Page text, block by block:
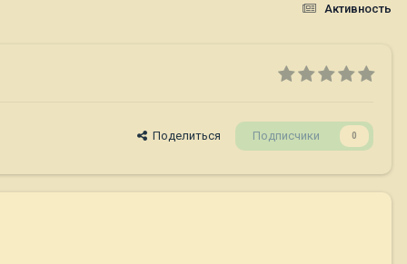
Активность
Поделиться Подписчики 0